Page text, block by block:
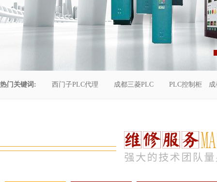
热门关键词: 西门子PLC代理 成都三菱PLC PLC控制柜